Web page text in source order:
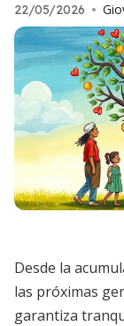
22/05/2026 •
Desde la
las próximas
garantiza